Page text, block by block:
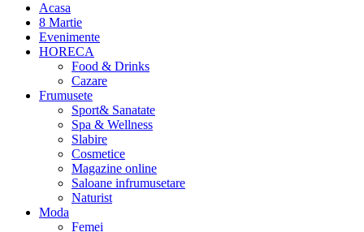
Acasa
8 Martie
Evenimente
HORECA
Food & Drinks
Cazare
Frumusete
Sport& Sanatate
Spa & Wellness
Slabire
Cosmetice
Magazine online
Saloane infrumusetare
Naturist
Moda
Femei